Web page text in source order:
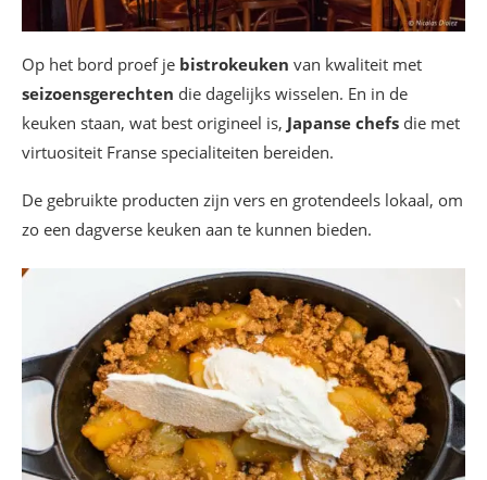
Op het bord proef je bistrokeuken van kwaliteit met
seizoensgerechten die dagelijks wisselen. En in de
keuken staan, wat best origineel is, Japanse chefs die met
virtuositeit Franse specialiteiten bereiden.
De gebruikte producten zijn vers en grotendeels lokaal, om
zo een dagverse keuken aan te kunnen bieden.